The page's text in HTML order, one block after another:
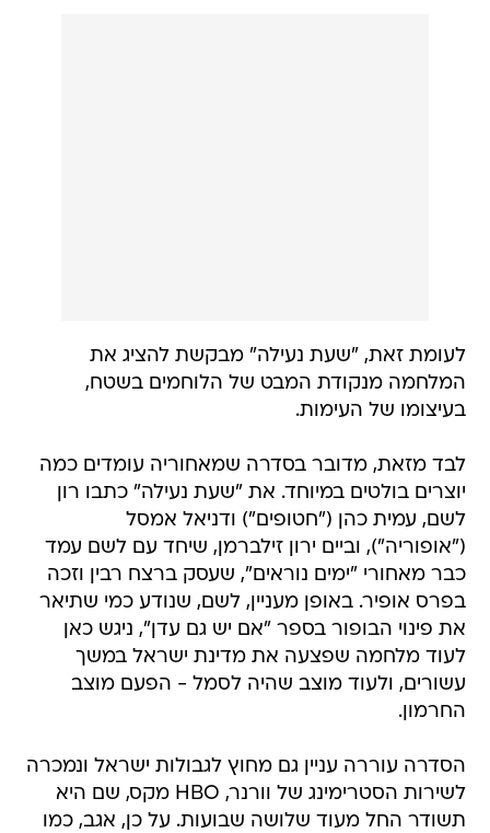
לעומת זאת, "שעת נעילה" מבקשת להציג את
המלחמה מנקודת המבט של הלוחמים בשטח,
בעיצומו של העימות.
לבד מזאת, מדובר בסדרה שמאחוריה עומדים כמה
יוצרים בולטים במיוחד. את "שעת נעילה" כתבו רון
לשם, עמית כהן ("חטופים") ודניאל אמסל
("אופוריה"), וביים ירון זילברמן, שיחד עם לשם עמד
כבר מאחורי "ימים נוראים", שעסק ברצח רבין וזכה
בפרס אופיר. באופן מעניין, לשם, שנודע כמי שתיאר
את פינוי הבופור בספר "אם יש גם עדן", ניגש כאן
לעוד מלחמה שפצעה את מדינת ישראל במשך
עשורים, ולעוד מוצב שהיה לסמל - הפעם מוצב
החרמון.
הסדרה עוררה עניין גם מחוץ לגבולות ישראל ונמכרה
לשירות הסטרימינג של וורנר, HBO מקס, שם היא
תשודר החל מעוד שלושה שבועות. על כן, אגב, כמו